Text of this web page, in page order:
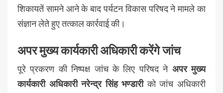
शिकायतें सामने आने के बाद पर्यटन विकास परिषद ने मामले का
संज्ञान लेते हुए तत्काल कार्रवाई की।
अपर मुख्य कार्यकारी अधिकारी करेंगे जांच
पूरे प्रकरण की निष्पक्ष जांच के लिए परिषद ने अपर मुख्य
कार्यकारी अधिकारी नरेन्द्र सिंह भण्डारीको जांच अधिकारी